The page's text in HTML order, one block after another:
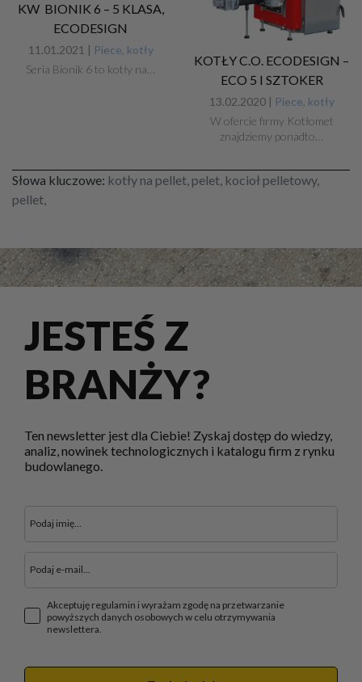
KW BIONIK 6 – 5 KLASA,
ECODESIGN
11.01.2021 | Piece, kotły
Seria Bionik 6 to kotły na…
KOTŁY C.O. ECODESIGN –
ECO 5 I SZTOKER
13.02.2020 | Piece, kotły
W ofercie firmy Kotłomet
znajdziemy ponadto…
Słowa kluczowe: kotły na pellet, pelet, kocioł pelletowy,
pellet,
JESTEŚ Z
BRANŻY?
Ten newsletter jest dla Ciebie! Zyskaj dostęp do wiedzy,
analiz, nowinek technologicznych i katalogu firm z rynku
budowlanego.
Akceptuję regulamin i wyrażam zgodę na przetwarzanie
powyższych danych osobowych w celu otrzymywania
newslettera.